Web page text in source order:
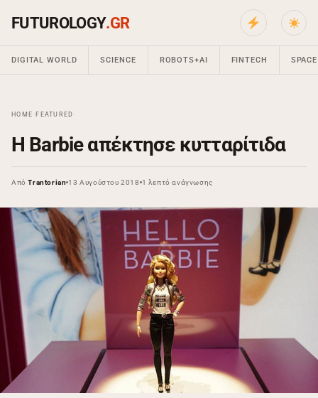
FUTUROLOGY.GR
DIGITAL WORLD SCIENCE ROBOTS+AI FINTECH SPACE
HOME FEATURED
Η Barbie απέκτησε κυτταρίτιδα
ΑπόTrantorian 13 Αυγούστου 2018 1 λεπτό ανάγνωσης